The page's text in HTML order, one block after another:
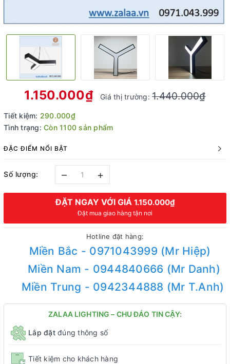
1.150.000₫ Giá thị trường:1.440.000₫
Tiết kiệm: 290.000₫
Tình trạng: Còn 1100 sản phẩm
ĐẶC ĐIỂM NỔI BẬT
Số lượng: – +
ĐẶT NGAY VỚI GIÁ 1.150.000₫
Đặt mua giao hàng tận nơi
Hotline đặt hàng:
Miền Bắc - 0971043999 (Mr Hiệp)
Miền Nam - 0944840666 (Mr Danh)
Miền Trung - 0942344888 (Mr T.Anh)
ZALAA LIGHTING – CHU ĐÁO TIN CẬY:
Lắp đặtđúng thông số
Tiết kiệm cho khách hàng